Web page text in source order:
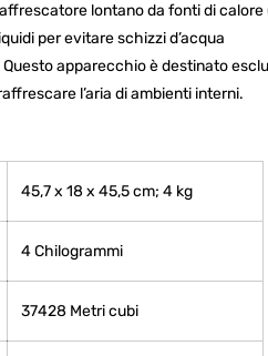
lontano da fonti di
per evitare schizzi d’acqua
Questo apparecchio è destinato
l’aria di ambienti interni.
‎45,7 x 18 x 45,5 cm; 4 kg
‎4 Chilogrammi
‎37428 Metri cubi